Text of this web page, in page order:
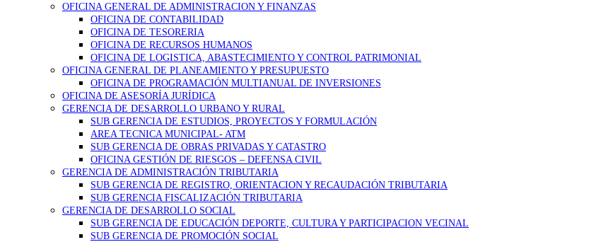
OFICINA GENERAL DE ADMINISTRACION Y FINANZAS
OFICINA DE CONTABILIDAD
OFICINA DE TESORERIA
OFICINA DE RECURSOS HUMANOS
OFICINA DE LOGISTICA, ABASTECIMIENTO Y CONTROL PATRIMONIAL
OFICINA GENERAL DE PLANEAMIENTO Y PRESUPUESTO
OFICINA DE PROGRAMACIÓN MULTIANUAL DE INVERSIONES
OFICINA DE ASESORÍA JURÍDICA
GERENCIA DE DESARROLLO URBANO Y RURAL
SUB GERENCIA DE ESTUDIOS, PROYECTOS Y FORMULACIÓN
AREA TECNICA MUNICIPAL- ATM
SUB GERENCIA DE OBRAS PRIVADAS Y CATASTRO
OFICINA GESTIÓN DE RIESGOS – DEFENSA CIVIL
GERENCIA DE ADMINISTRACIÓN TRIBUTARIA
SUB GERENCIA DE REGISTRO, ORIENTACION Y RECAUDACIÓN TRIBUTARIA
SUB GERENCIA FISCALIZACIÓN TRIBUTARIA
GERENCIA DE DESARROLLO SOCIAL
SUB GERENCIA DE EDUCACIÓN DEPORTE, CULTURA Y PARTICIPACION VECINAL
SUB GERENCIA DE PROMOCIÓN SOCIAL